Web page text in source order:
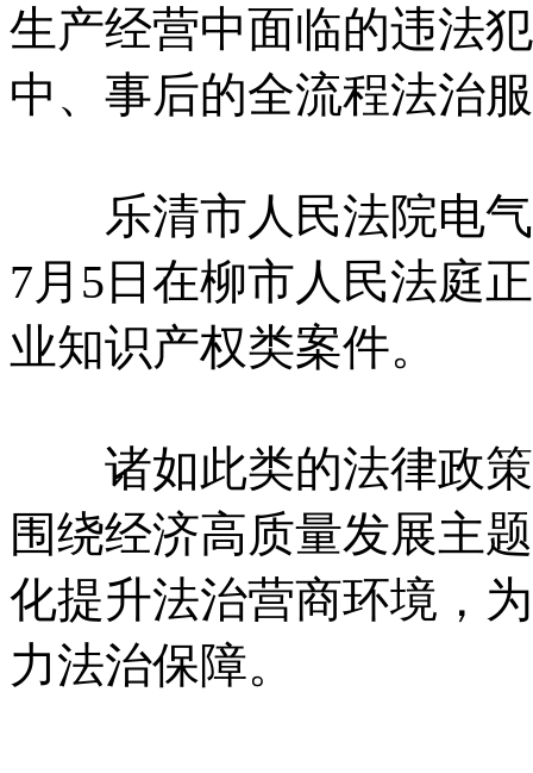
生产经营中面临的违法
中、事后的全流程法治
乐清市人民法院电气
7月5日在柳市人民法庭
业知识产权类案件。
诸如此类的法律政策
围绕经济高质量发展主
化提升法治营商环境，
力法治保障。